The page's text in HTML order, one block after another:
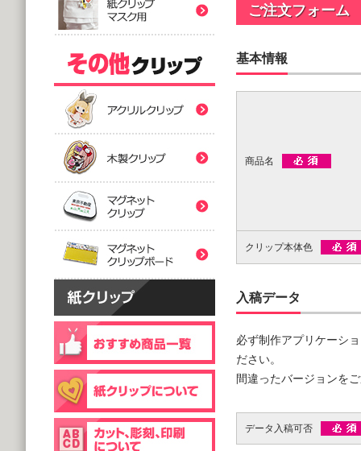
ご注文フォーム
基本情報
商品名
クリップ本体色
入稿データ
必ず制作アプリケーシ
ださい。
間違ったバージョンを
データ入稿可否
印刷付きタイプ
@32.52～
フック台紙付タイプ
紙クリップ印刷有
(5,000個 1個あたり)
ミニ箱タイプ
@122.58～
(5,000個 1個あたり)
(5,000個 1個あたり)
アクリルクリップ印
台紙付片面タイプ
@129.70～
木製クリップ彫刻
マグネットクリップ
個包装(OPP入)タイプ
(1,000個 1個あたり)
個包装(OPP入)タイプ
(5,000個 1個あたり)